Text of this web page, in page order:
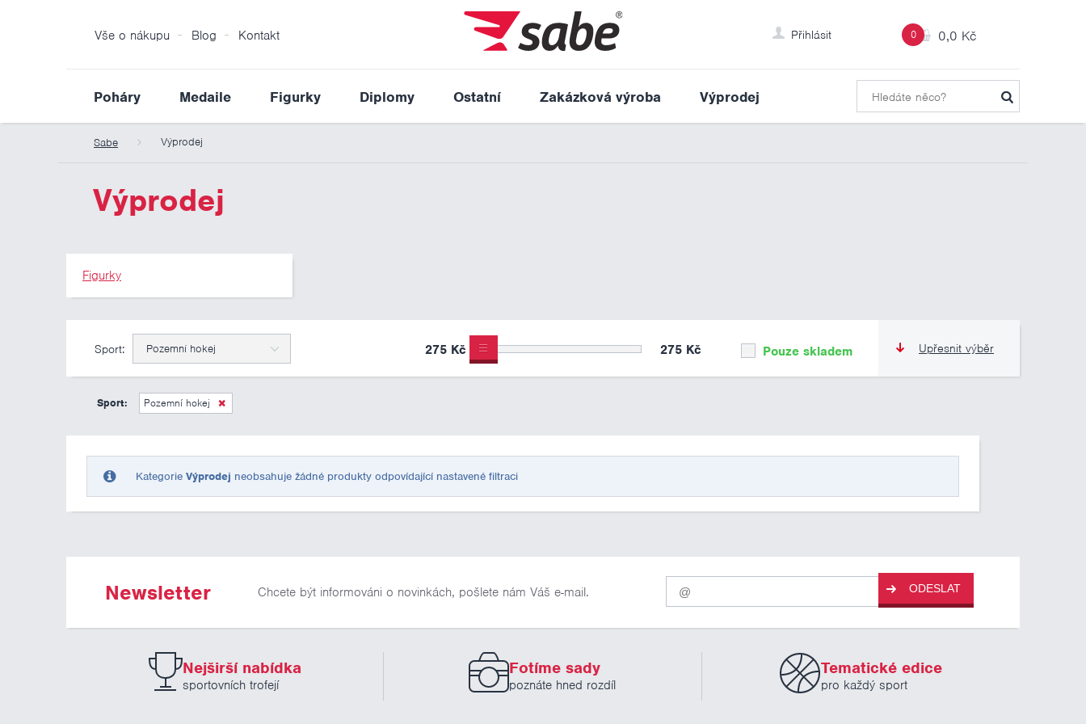
0 0,0 Kč
Přihlásit
Vše o nákupu Blog Kontakt
Poháry Medaile Figurky Diplomy Ostatní Zakázková výroba Výprodej
Sabe Výprodej
Výprodej
Figurky
Upřesnit výběr
Sport: Pozemní hokej Pouze skladem
275 Kč 275 Kč
Sport: Pozemní hokej
Kategorie Výprodej neobsahuje žádné produkty odpovídající nastavené filtraci
Newsletter Chcete být informováni o novinkách, pošlete nám Váš e-mail.
Pro
odběr
našich
novinek
ODESLAT
Nejširší nabídka
sportovních trofejí
Fotíme sady
poznáte hned rozdíl
Tematické edice
pro každý sport